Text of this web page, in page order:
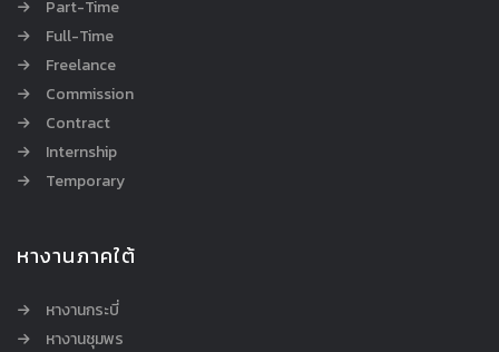
Part-Time
Full-Time
Freelance
Commission
Contract
Internship
Temporary
หางานภาคใต้
หางานกระบี่
หางานชุมพร